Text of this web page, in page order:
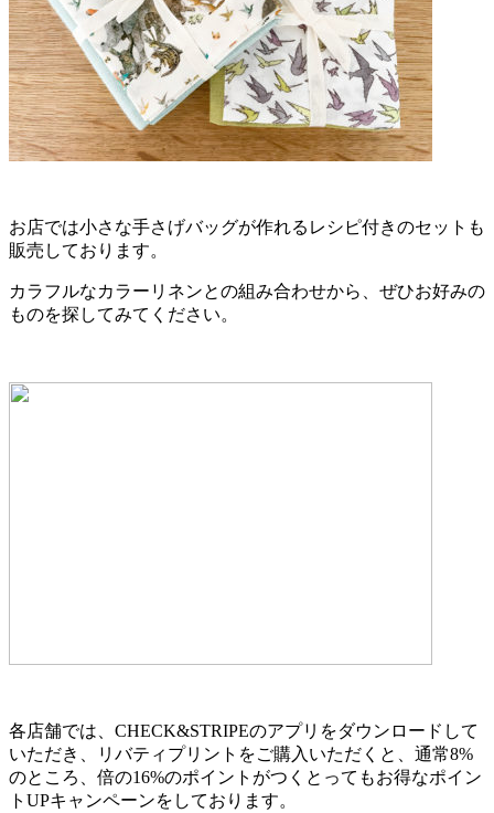
お店では小さな手さげバッグが作れるレシピ付きのセットも
販売しております。
カラフルなカラーリネンとの組み合わせから、ぜひお好みの
ものを探してみてください。
各店舗では、CHECK&STRIPEのアプリをダウンロードして
いただき、リバティプリントをご購入いただくと、通常8%
のところ、倍の16%のポイントがつくとってもお得なポイン
トUPキャンペーンをしております。